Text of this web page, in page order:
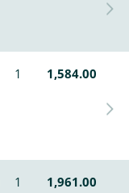
1 1,584.00
1
1,961.00